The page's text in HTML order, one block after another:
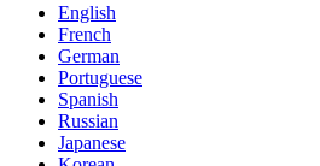
English
French
German
Portuguese
Spanish
Russian
Japanese